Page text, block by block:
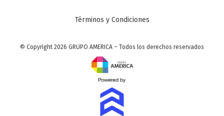
Términos y Condiciones
© Copyright 2026 GRUPO AMERICA – Todos los derechos reservados